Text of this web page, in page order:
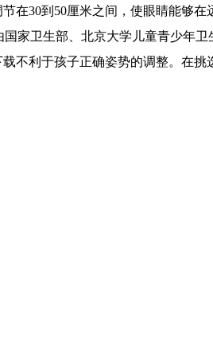
30到50厘米之间，使眼睛能够在
卫生部、北京大学儿童青少年
不利于孩子正确姿势的调整。